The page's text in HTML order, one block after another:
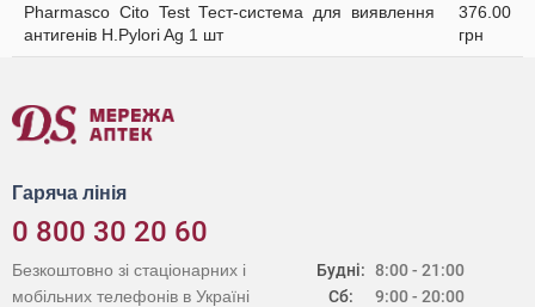
Pharmasco Cito Test Тест-система для виявлення
антигенів Н.Pylori Ag 1 шт
376.00
грн
Гаряча лінія
0 800 30 20 60
Будні:
Сб:
8:00 - 21:00
9:00 - 20:00
Безкоштовно зі стаціонарних і
мобільних телефонів в Україні